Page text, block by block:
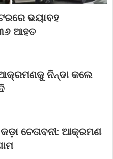
ଭୟାବହ
ଆହତ
ନିନ୍ଦା କଲେ
ଚେତାବନୀ: ଆକ୍ରମଣ